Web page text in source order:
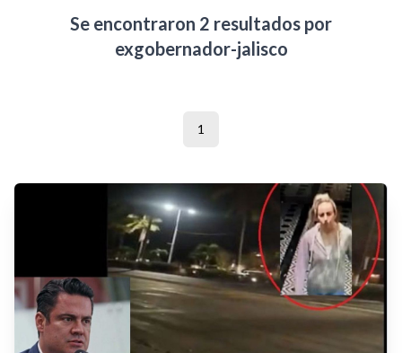
Se encontraron 2 resultados por
exgobernador-jalisco
1